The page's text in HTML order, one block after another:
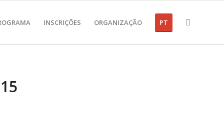
INSCRIÇÕES ORGANIZAÇÃO PT